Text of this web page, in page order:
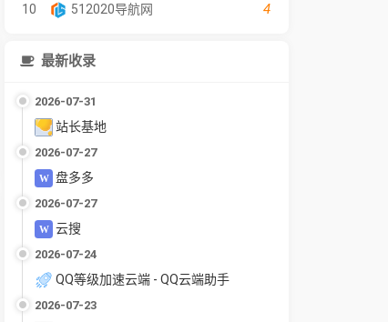
10 512020导航网 4
最新收录
2026-07-31
站长基地
2026-07-27
盘多多
2026-07-27
云搜
2026-07-24
QQ等级加速云端 - QQ云端助手
2026-07-23